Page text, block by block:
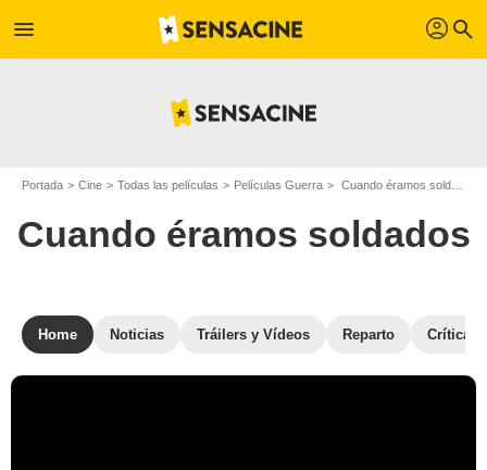
menu profil search
Portada Cine Todas las películas Películas Guerra Cuando éramos soldados
Cuando éramos soldados
Home Noticias Tráilers y Vídeos Reparto Críticas